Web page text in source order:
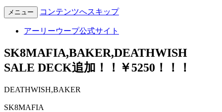
メニュー コンテンツへスキップ
アーリーウープ公式サイト
SK8MAFIA,BAKER,DEATHWISH
SALE DECK追加！！￥5250！！！
DEATHWISH,BAKER
SK8MAFIA